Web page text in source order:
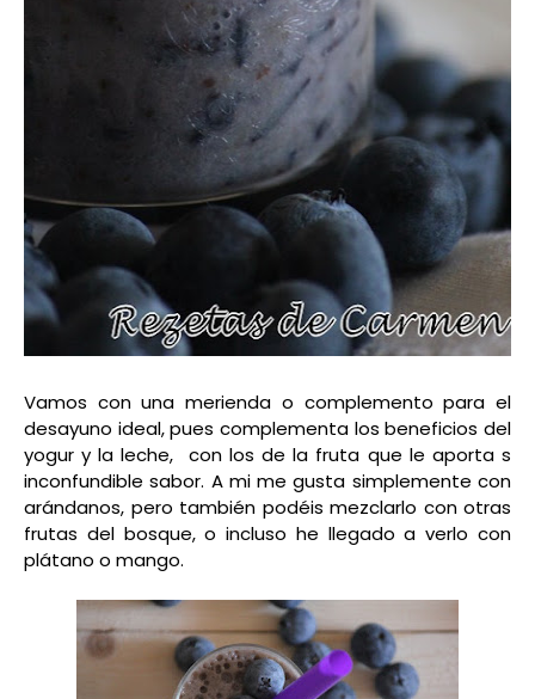
Vamos con una merienda o complemento para el
desayuno ideal, pues complementa los beneficios del
yogur y la leche, con los de la fruta que le aporta s
inconfundible sabor. A mi me gusta simplemente con
arándanos, pero también podéis mezclarlo con otras
frutas del bosque, o incluso he llegado a verlo con
plátano o mango.